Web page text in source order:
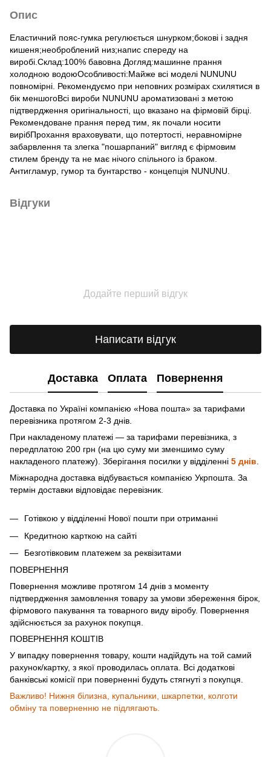
Опис
Eластичний пояс-гумка регулюється шнурком;бокові і задня
кишеня;необроблений низ;напис спереду на
виробі.Склад:100% бавовна Догляд:машинне прання
холодною водоюОсобливості:Майже всі моделі NUNUNU
повномірні. Рекомендуємо при неповних розмірах схилятися в
бік меншогоВсі вироби NUNUNU ароматизовані з метою
підтвердження оригінальності, що вказано на фірмовій бірці.
Рекомендоване прання перед тим, як почали носити
вирібПрохання враховувати, що потертості, неравномірне
забарвлення та злегка "пошарпаний" вигляд є фірмовим
стилем бренду та не має нічого спільного із браком.
Антигламур, гумор та бунтарство - концепція NUNUNU.
Відгуки
Додайте перший відгук
Написати відгук
Доставка Оплата Повернення
Доставка по Україні компанією «Нова пошта» зa тарифами
перевізника протягом 2-3 днів.
При накладеному платежі — за тарифами перевізника, з
передплатою 200 грн (на цю суму ми зменшимо суму
накладеного платежу). Зберігання посилки у відділенні 5 днів
Міжнародна доставка відбувається компанією Укрпошта. За
термін доставки відповідає перевізник.
Готівкою у відділенні Нової пошти при отриманні
Кредитною карткою на сайті
Безготівковим платежем за реквізитами
ПОВЕРНЕННЯ
Повернення можливе протягом 14 днів з моменту
підтвердження замовлення товару за умови збереження бірок,
фірмового пакування та товарного виду віробу. Повернення
здійснюється за рахунок покупця.
ПОВЕРНЕННЯ КОШТІВ
У випадку повернення товару, кошти надійдуть на той самий
рахунок/картку, з якої проводилась оплата. Всі додаткові
банківські комісії при поверненні будуть стягнуті з покупця.
Важливо! Нижня білизна, купальники, шкарпетки, колготи
обміну та поверненню не підлягають.